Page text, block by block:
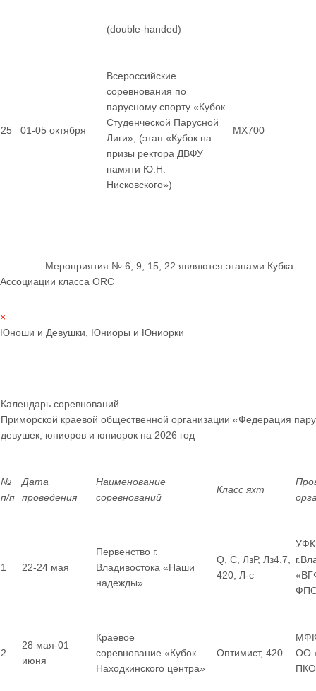
(double-handed)
25 01-05 октября
Всероссийские
соревнования по
парусному спорту «Кубок
Студенческой Парусной
Лиги», (этап «Кубок на
призы ректора ДВФУ
памяти Ю.Н.
Нисковского»)
MX700
Мероприятия № 6, 9, 15, 22 являются этапами Кубка
Ассоциации класса ORC
×
Юноши и Девушки, Юниоры и Юниорки
Календарь соревнований
Приморской краевой общественной организации «Федерация
девушек, юниоров и юниорок на 2026 год
№
п/п
Дата
проведения
Наименование
соревнований
Класс яхт
1 22-24 мая
Первенство г.
Владивостока «Наши
надежды»
Q, С, ЛзР, Лз4.7,
420, Л-с
2
28 мая-01
июня
Краевое
соревнование «Кубок
Находкинского центра»
Оптимист, 420
ОО